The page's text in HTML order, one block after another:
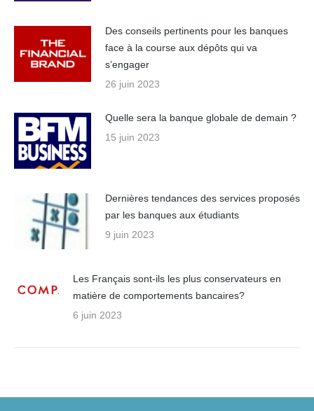
Des conseils pertinents pour les banques
face à la course aux dépôts qui va
s’engager
26 juin 2023
Quelle sera la banque globale de demain ?
15 juin 2023
Dernières tendances des services proposés
par les banques aux étudiants
9 juin 2023
Les Français sont-ils les plus conservateurs en
matière de comportements bancaires?
6 juin 2023